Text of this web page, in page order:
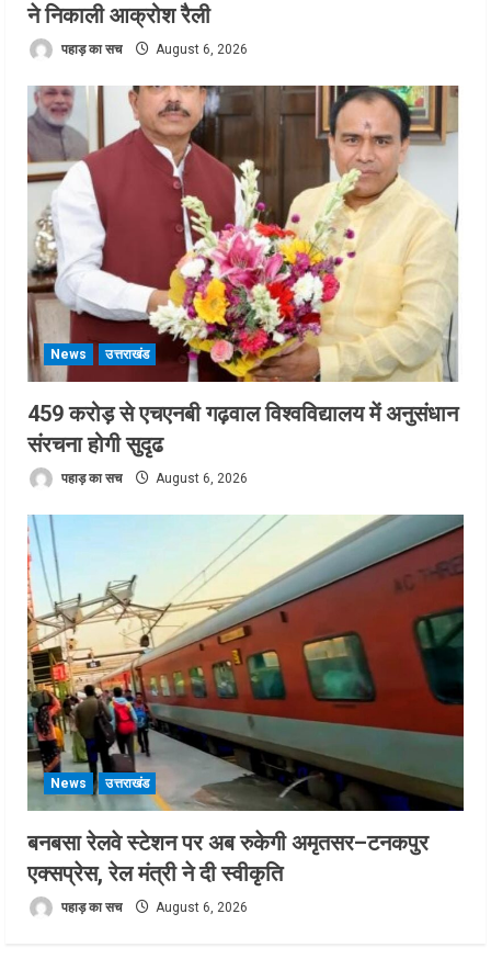
ने निकाली आक्रोश रैली
पहाड़ का सच August 6, 2026
News उत्तराखंड
459 करोड़ से एचएनबी गढ़वाल विश्वविद्यालय में अनुसंधान
संरचना होगी सुदृढ
पहाड़ का सच August 6, 2026
News उत्तराखंड
बनबसा रेलवे स्टेशन पर अब रुकेगी अमृतसर–टनकपुर
एक्सप्रेस, रेल मंत्री ने दी स्वीकृति
पहाड़ का सच August 6, 2026